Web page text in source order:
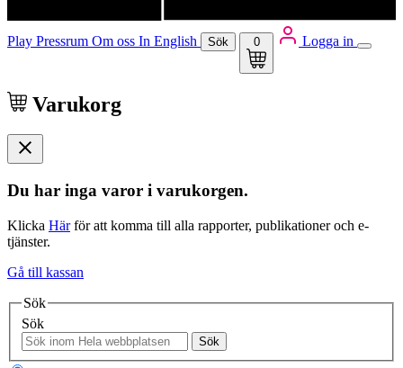
Play Pressrum Om oss In English Sök 0 Logga in
Varukorg
Du har inga varor i varukorgen.
Klicka Härför att komma till alla rapporter, publikationer och e-
tjänster.
Gå till kassan
Sök
Sök
Sök